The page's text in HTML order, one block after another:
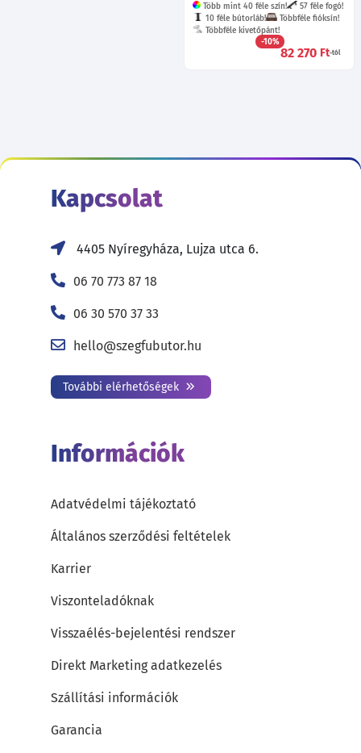
Több mint 40 féle szín!
57 féle fogó!
10 féle bútorláb!
Többféle fióksín!
Többféle kivetőpánt!
-10%
82 270 Ft-tól
Kapcsolat
4405 Nyíregyháza, Lujza utca 6.
06 70 773 87 18
06 30 570 37 33
hello@szegfubutor.hu
További elérhetőségek
Információk
Adatvédelmi tájékoztató
Általános szerződési feltételek
Karrier
Viszonteladóknak
Visszaélés-bejelentési rendszer
Direkt Marketing adatkezelés
Szállítási információk
Garancia